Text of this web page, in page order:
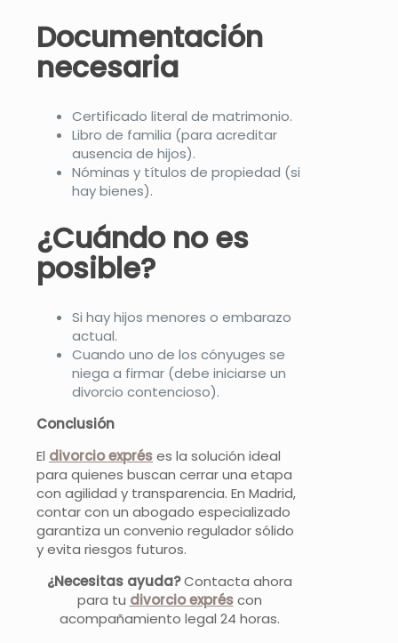
Documentación
necesaria
Certificado literal de matrimonio.
Libro de familia (para acreditar
ausencia de hijos).
Nóminas y títulos de propiedad (si
hay bienes).
¿Cuándo no es
posible?
Si hay hijos menores o embarazo
actual.
Cuando uno de los cónyuges se
niega a firmar (debe iniciarse un
divorcio contencioso).
Conclusión
El divorcio expréses la solución ideal
para quienes buscan cerrar una etapa
con agilidad y transparencia. En Madrid,
contar con un abogado especializado
garantiza un convenio regulador sólido
y evita riesgos futuros.
¿Necesitas ayuda?Contacta ahora
para tu divorcio expréscon
acompañamiento legal 24 horas.